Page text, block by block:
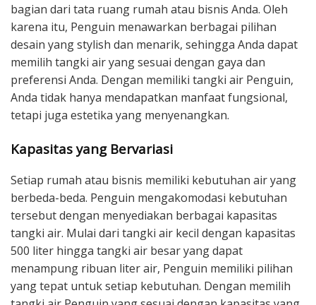
bagian dari tata ruang rumah atau bisnis Anda. Oleh
karena itu, Penguin menawarkan berbagai pilihan
desain yang stylish dan menarik, sehingga Anda dapat
memilih tangki air yang sesuai dengan gaya dan
preferensi Anda. Dengan memiliki tangki air Penguin,
Anda tidak hanya mendapatkan manfaat fungsional,
tetapi juga estetika yang menyenangkan.
Kapasitas yang Bervariasi
Setiap rumah atau bisnis memiliki kebutuhan air yang
berbeda-beda. Penguin mengakomodasi kebutuhan
tersebut dengan menyediakan berbagai kapasitas
tangki air. Mulai dari tangki air kecil dengan kapasitas
500 liter hingga tangki air besar yang dapat
menampung ribuan liter air, Penguin memiliki pilihan
yang tepat untuk setiap kebutuhan. Dengan memilih